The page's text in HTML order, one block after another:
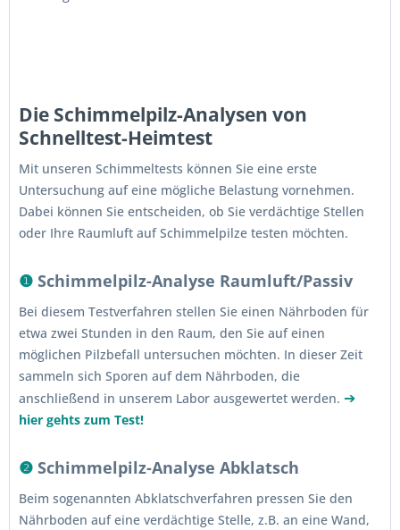
Die Schimmelpilz-Analysen von
Schnelltest-Heimtest
Mit unseren Schimmeltests können Sie eine erste
Untersuchung auf eine mögliche Belastung vornehmen.
Dabei können Sie entscheiden, ob Sie verdächtige Stellen
oder Ihre Raumluft auf Schimmelpilze testen möchten.
❶ Schimmelpilz-Analyse Raumluft/Passiv
Bei diesem Testverfahren stellen Sie einen Nährboden für
etwa zwei Stunden in den Raum, den Sie auf einen
möglichen Pilzbefall untersuchen möchten. In dieser Zeit
sammeln sich Sporen auf dem Nährboden, die
anschließend in unserem Labor ausgewertet werden. ➔
hier gehts zum Test!
❷ Schimmelpilz-Analyse Abklatsch
Beim sogenannten Abklatschverfahren pressen Sie den
Nährboden auf eine verdächtige Stelle, z.B. an eine Wand,